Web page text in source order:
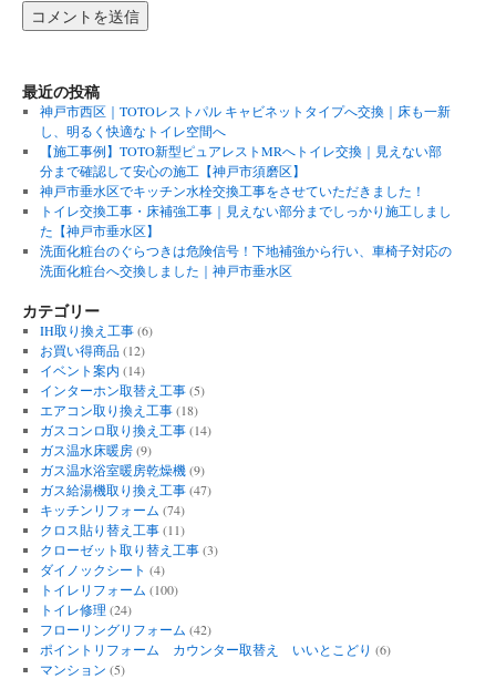
最近の投稿
神戸市西区｜TOTOレストパル キャビネットタイプへ交換｜床も一新
し、明るく快適なトイレ空間へ
【施工事例】TOTO新型ピュアレストMRへトイレ交換｜見えない部
分まで確認して安心の施工【神戸市須磨区】
神戸市垂水区でキッチン水栓交換工事をさせていただきました！
トイレ交換工事・床補強工事｜見えない部分までしっかり施工しまし
た【神戸市垂水区】
洗面化粧台のぐらつきは危険信号！下地補強から行い、車椅子対応の
洗面化粧台へ交換しました｜神戸市垂水区
カテゴリー
IH取り換え工事(6)
お買い得商品(12)
イベント案内 (14)
インターホン取替え工事(5)
エアコン取り換え工事(18)
ガスコンロ取り換え工事(14)
ガス温水床暖房(9)
ガス温水浴室暖房乾燥機(9)
ガス給湯機取り換え工事(47)
キッチンリフォーム (74)
クロス貼り替え工事(11)
クローゼット取り替え工事(3)
ダイノックシート (4)
トイレリフォーム (100)
トイレ修理 (24)
フローリングリフォーム (42)
ポイントリフォーム カウンター取替え いいとこどり (6)
マンション (5)